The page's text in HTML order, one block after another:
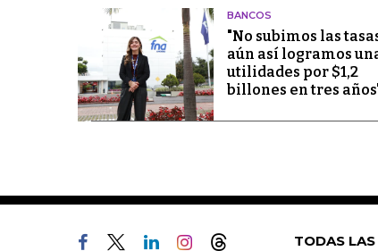
BANCOS
"No subimos las
aún así logramos
utilidades por $1,2
billones en tres
TODAS